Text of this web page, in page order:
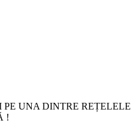
UNA DINTRE REȚELELE
!